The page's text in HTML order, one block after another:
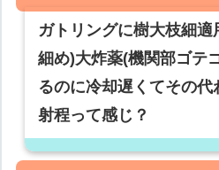
ガトリングに樹大枝細
細め)大炸薬(機関部ゴテ
るのに冷却遅くてその
射程って感じ？